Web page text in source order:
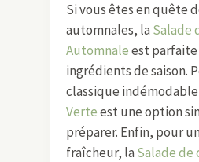
Si vous êtes en quête
automnales, la Salade
Automnaleest parfaite
ingrédients de saison.
classique
Verteest une option
préparer. Enfin, pour
fraîcheur, la Salade de